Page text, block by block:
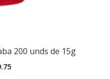
200 unds de 15g